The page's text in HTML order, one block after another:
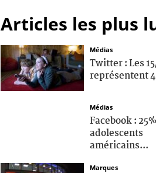
Articles les plus
Médias
Twitter : Les
représentent
Médias
Facebook :
adolescents
américains...
Marques